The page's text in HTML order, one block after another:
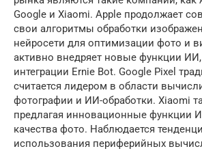
Google и Xiaomi. Apple продолжает
свои алгоритмы обработки
нейросети для оптимизации фото и
активно внедряет новые функции
интеграции Ernie Bot. Google Pixel
считается лидером в области
фотографии и ИИ-обработки. Xiaomi
предлагая инновационные функции
качества фото. Наблюдается
использования периферийных